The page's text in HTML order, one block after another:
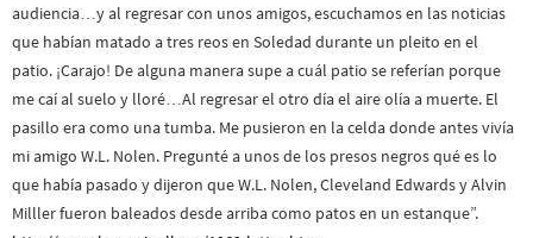
audiencia…y al regresar con unos amigos, escuchamos en las noticias
que habían matado a tres reos en Soledad durante un pleito en el
patio. ¡Carajo! De alguna manera supe a cuál patio se referían porque
me caí al suelo y lloré…Al regresar el otro día el aire olía a muerte. El
pasillo era como una tumba. Me pusieron en la celda donde antes vivía
mi amigo W.L. Nolen. Pregunté a unos de los presos negros qué es lo
que había pasado y dijeron que W.L. Nolen, Cleveland Edwards y Alvin
Milller fueron baleados desde arriba como patos en un estanque”.